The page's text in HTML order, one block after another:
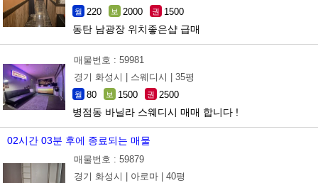
월 220 보 2000 권 1500
동탄 남광장 위치좋은샵 급매
매물번호 : 59981
경기 화성시 |
스웨디시 | 35평
월 80 보 1500 권 2500
병점동 바닐라 스웨디시 매매 합니다 !
02시간 03분 후에 종료되는 매물
매물번호 : 59879
경기 화성시 |
아로마 | 40평